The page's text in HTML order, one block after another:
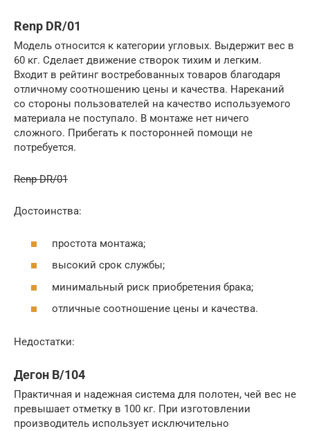
Renp DR/01
Модель относится к категории угловых. Выдержит вес в
60 кг. Сделает движение створок тихим и легким.
Входит в рейтинг востребованных товаров благодаря
отличному соотношению цены и качества. Нареканий
со стороны пользователей на качество используемого
материала не поступало. В монтаже нет ничего
сложного. Прибегать к посторонней помощи не
потребуется.
Renp DR/01
Достоинства:
простота монтажа;
высокий срок службы;
минимальный риск приобретения брака;
отличные соотношение цены и качества.
Недостатки:
Дегон В/104
Практичная и надежная система для полотен, чей вес не
превышает отметку в 100 кг. При изготовлении
производитель использует исключительно